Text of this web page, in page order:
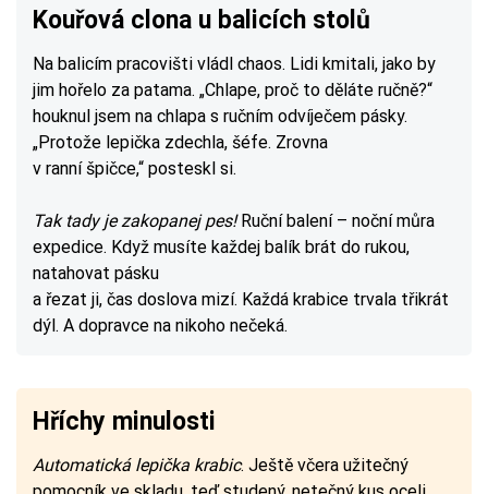
Kouřová clona u balicích stolů
Na balicím pracovišti vládl chaos. Lidi kmitali, jako by
jim hořelo za patama. „Chlape, proč to děláte ručně?“
houknul jsem na chlapa s ručním odvíječem pásky.
„Protože lepička zdechla, šéfe. Zrovna
v ranní špičce,“ posteskl si.
Tak tady je zakopanej pes! Ruční balení – noční můra
expedice. Když musíte každej balík brát do rukou,
natahovat pásku
a řezat ji, čas doslova mizí. Každá krabice trvala třikrát
dýl. A dopravce na nikoho nečeká.
Hříchy minulosti
Automatická lepička krabic. Ještě včera užitečný